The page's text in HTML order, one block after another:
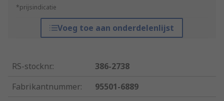
*prijsindicatie
Voeg toe aan onderdelenlijst
RS-stocknr.:
386-2738
Fabrikantnummer:
95501-6889